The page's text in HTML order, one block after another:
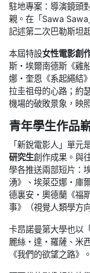
駐地專案：導演鏡頭
親。在「Sawa Sawa
記述第二次巴勒斯坦
本屆特設女性電影創
斯・埃爾南德斯《雞
娜・奎恩《系起繩結
拉圭祖母的心路；約
機場的破敗景象，映
青年學生作品
「新銳電影人」單元
研究生創作成果。與
學各推送兩部短片：
湧》、埃萊亞娜・庫
德裏安・奧德蘭《福
事》（視覺人類學方
卡昂諾曼第大學也以「
麗絲・達・羅薩、米
《我們的欲望之路》。